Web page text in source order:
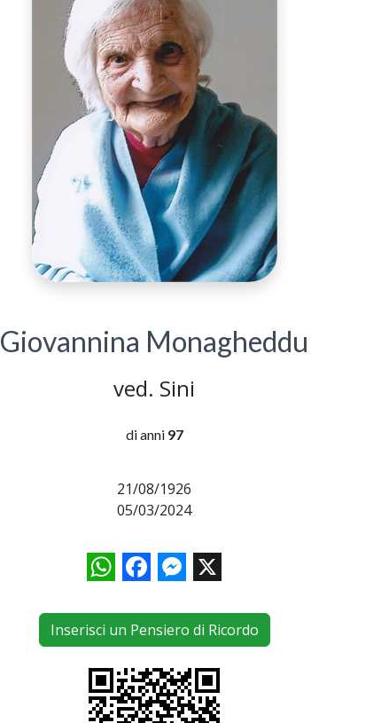
Giovannina Monagheddu
ved. Sini
di anni 97
21/08/1926
05/03/2024
WhatsAppFacebookMessenger
X
Inserisci un Pensiero di Ricordo